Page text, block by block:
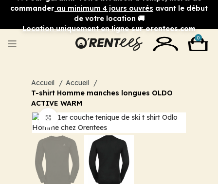
commander au minimum 4 jours ouvrés avant le début
de votre location 🚚
Location uniquement en lignesur orentees.com
0
Accueil
Accueil
T-shirt Homme manches longues OLDO
ACTIVE WARM
Cliquez pour agrandir